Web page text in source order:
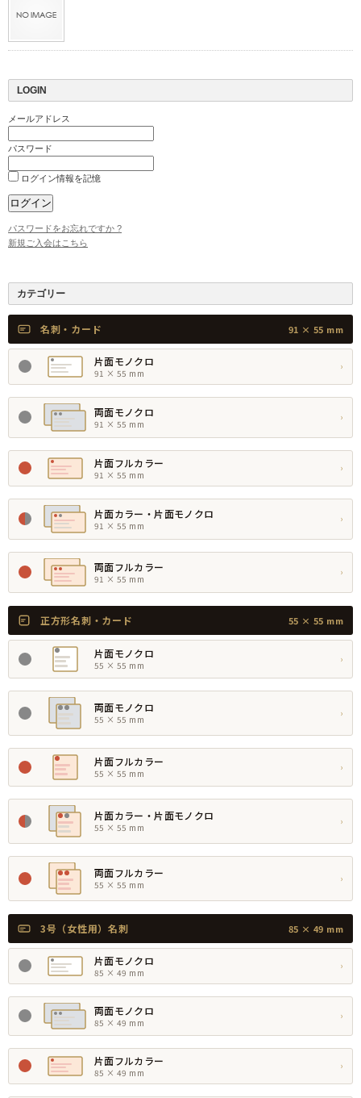
LOGIN
メールアドレス
パスワード
ログイン情報を記憶
パスワードをお忘れですか ?
新規ご入会はこちら
カテゴリー
名刺・カード 91 × 55 mm
片面モノクロ
91 × 55 mm
›
両面モノクロ
91 × 55 mm
›
片面フルカラー
91 × 55 mm
›
片面カラー・片面モノクロ
91 × 55 mm
›
両面フルカラー
91 × 55 mm
›
正方形名刺・カード 55 × 55 mm
片面モノクロ
55 × 55 mm
›
両面モノクロ
55 × 55 mm
›
片面フルカラー
55 × 55 mm
›
片面カラー・片面モノクロ
55 × 55 mm
›
両面フルカラー
55 × 55 mm
›
3号（女性用）名刺 85 × 49 mm
片面モノクロ
85 × 49 mm
›
両面モノクロ
85 × 49 mm
›
片面フルカラー
85 × 49 mm
›